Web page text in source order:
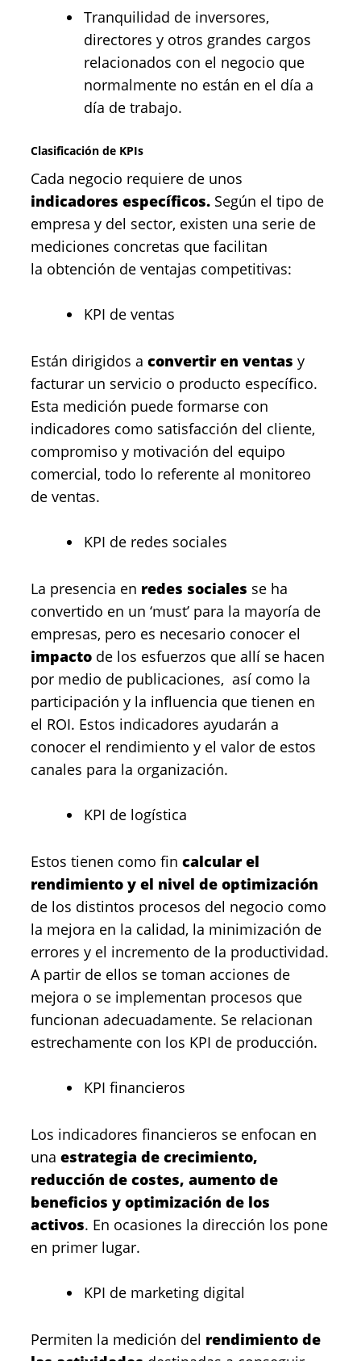
Tranquilidad de inversores,
directores y otros grandes cargos
relacionados con el negocio que
normalmente no están en el día a
día de trabajo.
Clasificación de KPIs
Cada negocio requiere de unos
indicadores específicos. Según el tipo de
empresa y del sector, existen una serie de
mediciones concretas que facilitan
la obtención de ventajas competitivas:
KPI de ventas
Están dirigidos a convertir en ventas y
facturar un servicio o producto específico.
Esta medición puede formarse con
indicadores como satisfacción del cliente,
compromiso y motivación del equipo
comercial, todo lo referente al monitoreo
de ventas.
KPI de redes sociales
La presencia en redes sociales se ha
convertido en un ‘must’ para la mayoría de
empresas, pero es necesario conocer el
impacto de los esfuerzos que allí se hacen
por medio de publicaciones, así como la
participación y la influencia que tienen en
el ROI. Estos indicadores ayudarán a
conocer el rendimiento y el valor de estos
canales para la organización.
KPI de logística
Estos tienen como fin calcular el
rendimiento y el nivel de optimización
de los distintos procesos del negocio como
la mejora en la calidad, la minimización de
errores y el incremento de la productividad.
A partir de ellos se toman acciones de
mejora o se implementan procesos que
funcionan adecuadamente. Se relacionan
estrechamente con los KPI de producción.
KPI financieros
Los indicadores financieros se enfocan en
una estrategia de crecimiento,
reducción de costes, aumento de
beneficios y optimización de los
activos. En ocasiones la dirección los pone
en primer lugar.
KPI de marketing digital
Permiten la medición del rendimiento de